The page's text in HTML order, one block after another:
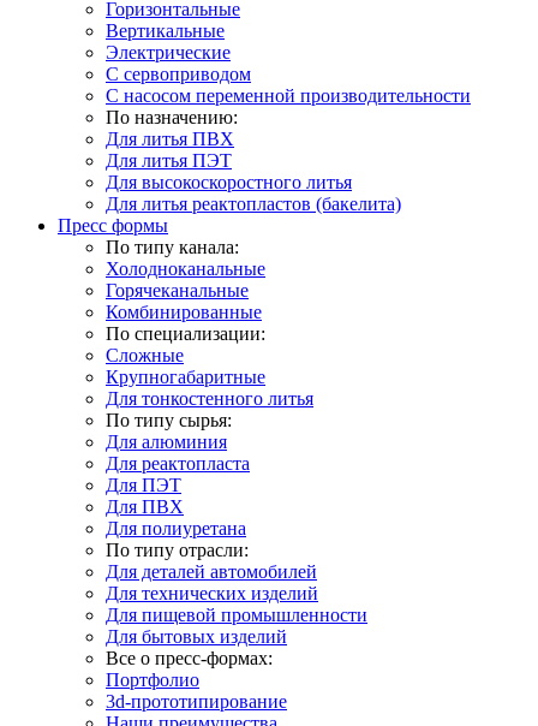
Горизонтальные
Вертикальные
Электрические
С сервоприводом
С насосом переменной производительности
По назначению:
Для литья ПВХ
Для литья ПЭТ
Для высокоскоростного литья
Для литья реактопластов (бакелита)
Пресс формы
По типу канала:
Холодноканальные
Горячеканальные
Комбинированные
По специализации:
Сложные
Крупногабаритные
Для тонкостенного литья
По типу сырья:
Для алюминия
Для реактопласта
Для ПЭТ
Для ПВХ
Для полиуретана
По типу отрасли:
Для деталей автомобилей
Для технических изделий
Для пищевой промышленности
Для бытовых изделий
Все о пресс-формах:
Портфолио
3d-прототипирование